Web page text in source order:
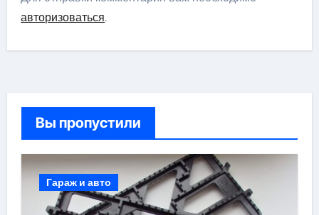
авторизоваться.
Вы пропустили
Гараж и авто